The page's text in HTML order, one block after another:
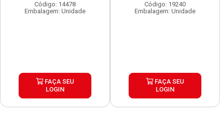
Código: 14478
Embalagem: Unidade
FAÇA SEU
LOGIN
Código: 19240
Embalagem: Unidade
FAÇA SEU
LOGIN